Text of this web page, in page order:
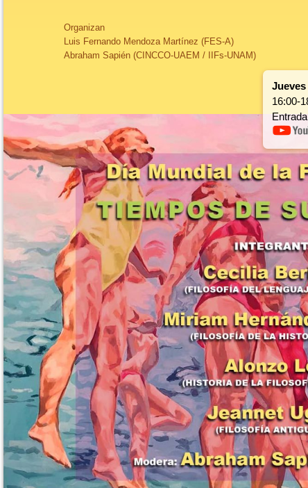
Organizan
Luis Fernando Mendoza Martínez (FES-A)
Abraham Sapién (CINCCO-UAEM / IIFs-UNAM)
16:00-